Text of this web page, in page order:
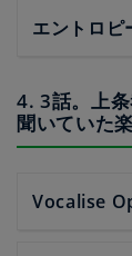
エントロピ
4. 3話。上
聞いていた
Vocalise